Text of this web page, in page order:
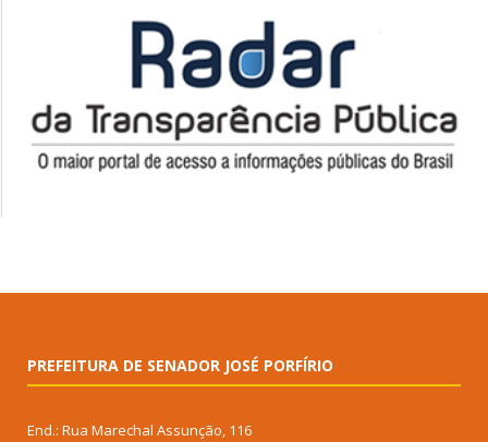
PREFEITURA DE SENADOR JOSÉ PORFÍRIO
End.: Rua Marechal Assunção, 116